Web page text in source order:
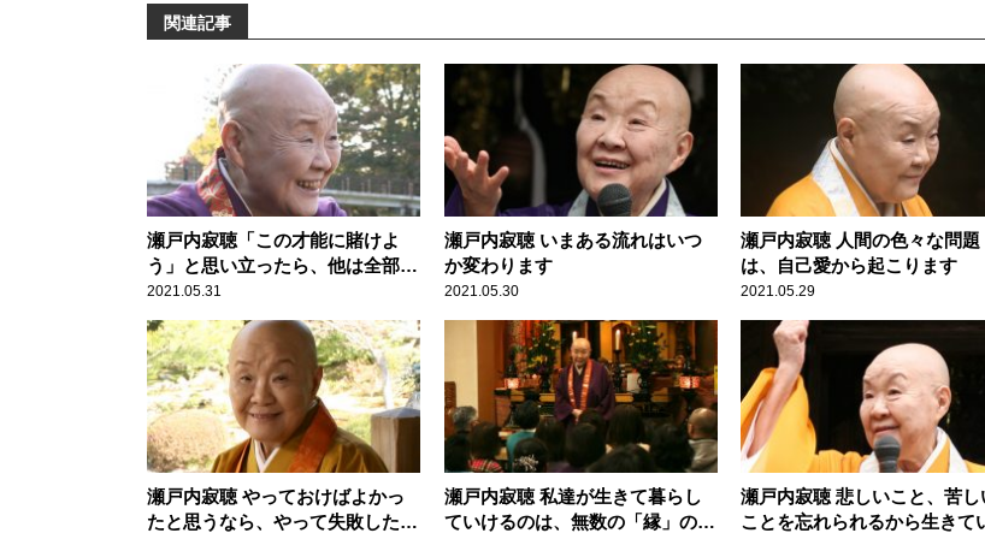
関連記事
瀬戸内寂聴「この才能に賭けよ
う」と思い立ったら、他は全部捨
てましょう
2021.05.31
瀬戸内寂聴 いまある流れはいつ
か変わります
2021.05.30
瀬戸内寂聴 人間の色々な問題
は、自己愛から起こります
2021.05.29
瀬戸内寂聴 やっておけばよかっ
たと思うなら、やって失敗したほ
瀬戸内寂聴 私達が生きて暮らし
ていけるのは、無数の「縁」のお
瀬戸内寂聴 悲しいこと、苦し
ことを忘れられるから生きて